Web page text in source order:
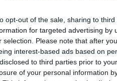
opt-out of the sale, sharing to
for targeted advertising by
selection. Please note that after
interest-based ads based on
to third parties prior to
of your personal information
και σύντροφος
με τον Γιώργο Λιάγκα
λέγοντάς